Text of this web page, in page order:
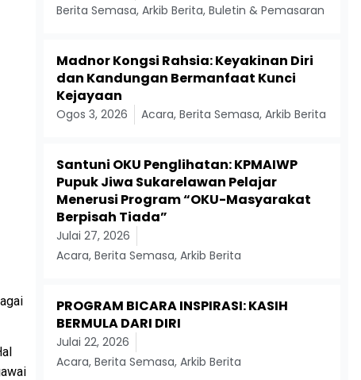
Berita Semasa,Arkib Berita,Buletin & Pemasaran
Madnor Kongsi Rahsia: Keyakinan Diri
dan Kandungan Bermanfaat Kunci
Kejayaan
Ogos 3, 2026 Acara,Berita Semasa,Arkib Berita
Santuni OKU Penglihatan: KPMAIWP
Pupuk Jiwa Sukarelawan Pelajar
Menerusi Program “OKU-Masyarakat
Berpisah Tiada”
Julai 27, 2026
Acara,Berita Semasa,Arkib Berita
PROGRAM BICARA INSPIRASI: KASIH
BERMULA DARI DIRI
Julai 22, 2026
Acara,Berita Semasa,Arkib Berita